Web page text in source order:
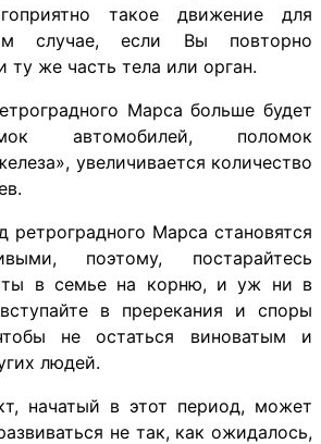
такое движение для
случае, если Вы повторно
ту же часть тела или орган.
Марса больше будет
автомобилей, поломок
увеличивается количество
Марса становятся
поэтому, постарайтесь
в семье на корню, и уж ни в
в пререкания и споры
не остаться виноватым и
людей.
начатый в этот период, может
не так, как ожидалось,